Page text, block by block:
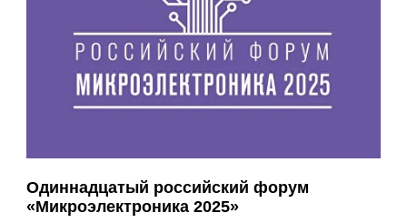
Одиннадцатый российский форум
«Микроэлектроника 2025»